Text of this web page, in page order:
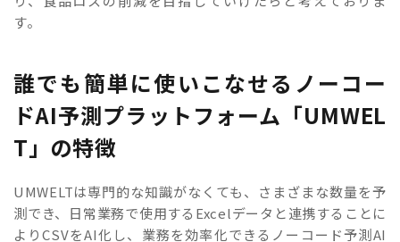
す。
誰でも簡単に使いこなせるノーコー
ドAI予測プラットフォーム「UMWEL
T」の特徴
UMWELTは専門的な知識がなくても、さまざまな数量を予
測でき、日常業務で使用するExcelデータと連携することに
よりCSVをAI化し、業務を効率化できるノーコード予測AI